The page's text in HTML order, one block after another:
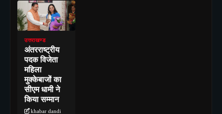
उत्तराखण्ड
अंतरराष्ट्रीय
पदक विजेता
महिला
मुक्केबाजों का
सीएम धामी ने
किया सम्मान
khabar dandi